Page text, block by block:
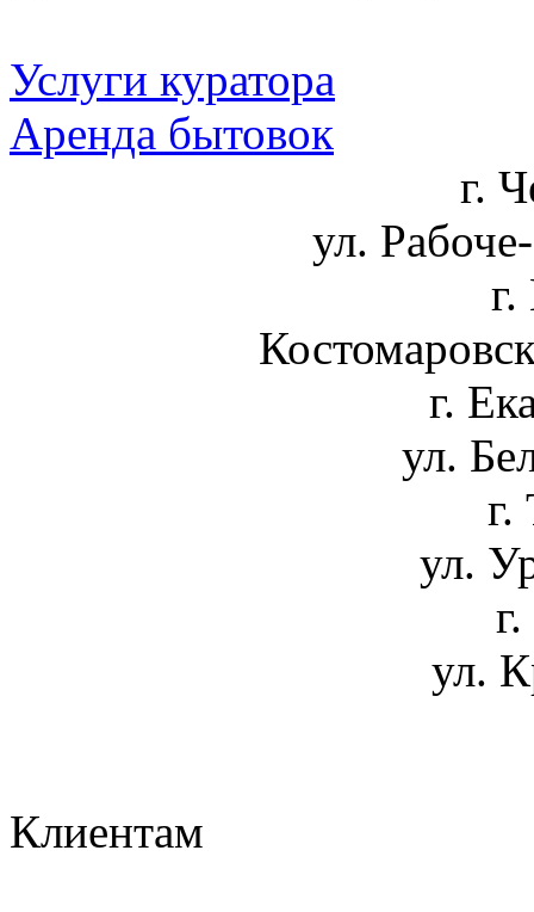
Услуги куратора
Аренда бытовок
г.
ул.
г.
ул.
г.
ул.
ул.
Клиентам